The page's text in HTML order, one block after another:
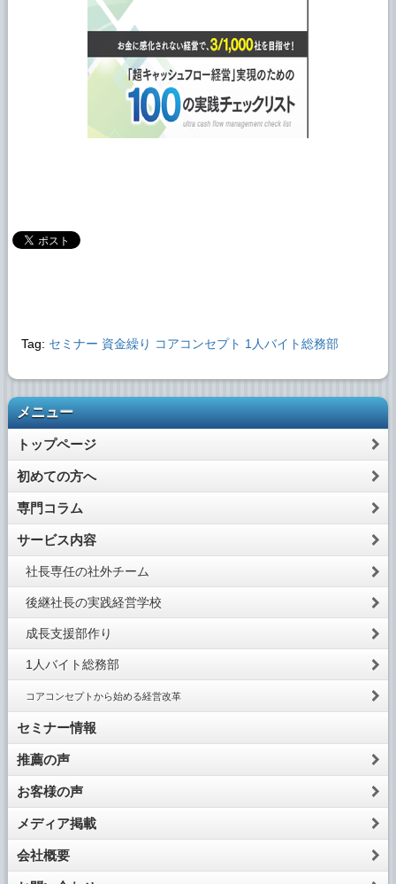
Tag: セミナー 資金繰り コアコンセプト 1人バイト総務部
メニュー
トップページ
初めての方へ
専門コラム
サービス内容
社長専任の社外チーム
後継社長の実践経営学校
成長支援部作り
1人バイト総務部
コアコンセプトから始める経営改革
セミナー情報
推薦の声
お客様の声
メディア掲載
会社概要